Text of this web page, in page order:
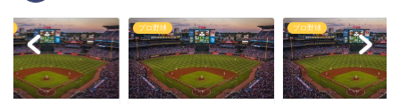
プロ野球 プロ野球